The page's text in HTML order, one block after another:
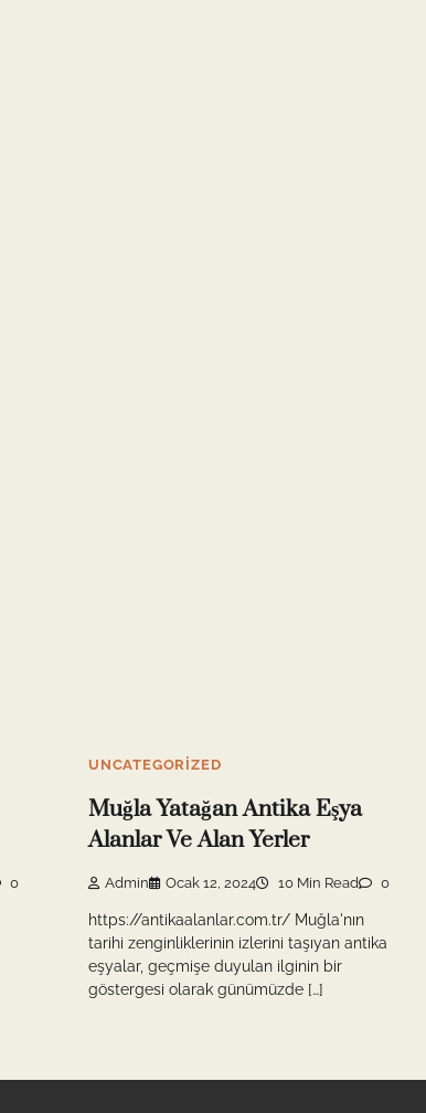
0
UNCATEGORIZED
Muğla Yatağan Antika Eşya
Alanlar Ve Alan Yerler
Admin Ocak 12, 2024 10 Min Read 0
https://antikaalanlar.com.tr/ Muğla'nın
tarihi zenginliklerinin izlerini taşıyan antika
eşyalar, geçmişe duyulan ilginin bir
göstergesi olarak günümüzde […]